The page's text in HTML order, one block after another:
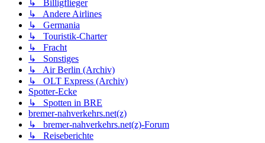
↳ Billigflieger
↳ Andere Airlines
↳ Germania
↳ Touristik-Charter
↳ Fracht
↳ Sonstiges
↳ Air Berlin (Archiv)
↳ OLT Express (Archiv)
Spotter-Ecke
↳ Spotten in BRE
bremer-nahverkehrs.net(z)
↳ bremer-nahverkehrs.net(z)-Forum
↳ Reiseberichte